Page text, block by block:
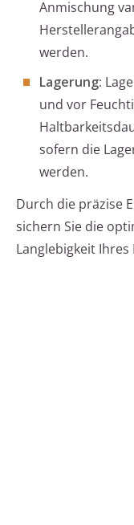
Anmischung
werden.
Lagerung:
und vor
sofern die
werden.
Durch die präzise
sichern Sie die
Langlebigkeit Ihres